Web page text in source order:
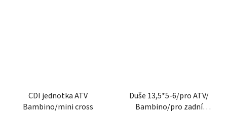
CDI jednotka ATV
Bambino/mini cross
Duše 13,5*5-6/pro ATV/
Bambino/pro zadní